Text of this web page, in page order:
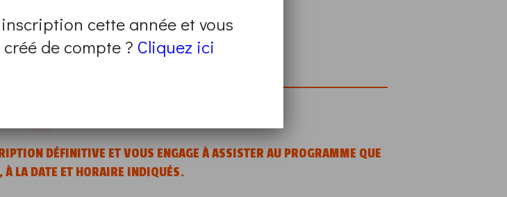
vos critères sur
DÉFINITIVE ET VOUS ENGAGE À ASSISTER AU PROGRAMME QUE
LA DATE ET HORAIRE INDIQUÉS.
cette année et vous
créé de compte ? Cliquez ici